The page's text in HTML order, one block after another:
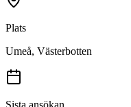
Plats
Umeå, Västerbotten
Sista ansökan